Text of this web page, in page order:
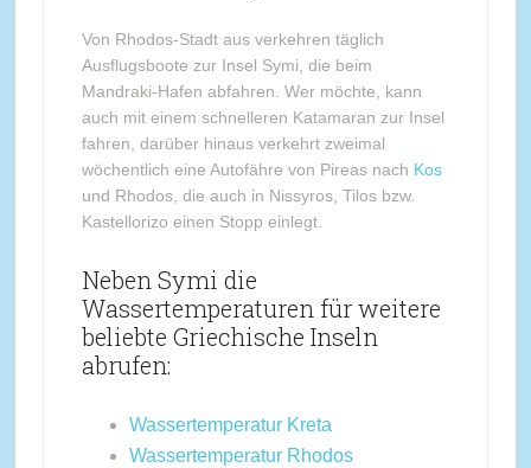
Von Rhodos-Stadt aus verkehren täglich
Ausflugsboote zur Insel Symi, die beim
Mandraki-Hafen abfahren. Wer möchte, kann
auch mit einem schnelleren Katamaran zur Insel
fahren, darüber hinaus verkehrt zweimal
wöchentlich eine Autofähre von Pireas nach Kos
und Rhodos, die auch in Nissyros, Tilos bzw.
Kastellorizo einen Stopp einlegt.
Neben Symi die
Wassertemperaturen für weitere
beliebte Griechische Inseln
abrufen:
Wassertemperatur Kreta
Wassertemperatur Rhodos